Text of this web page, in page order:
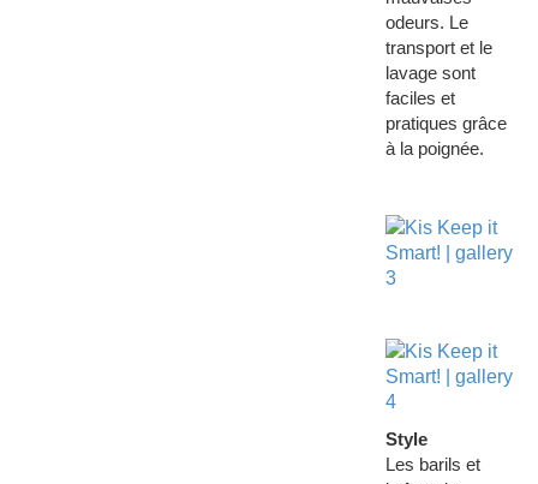
odeurs. Le
transport et le
lavage sont
faciles et
pratiques grâce
à la poignée.
Style
Les barils et